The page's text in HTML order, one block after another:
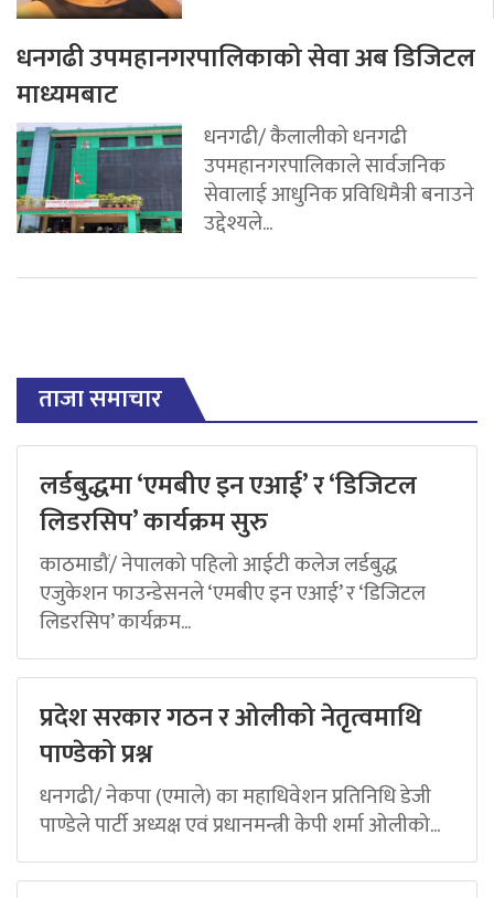
धनगढी उपमहानगरपालिकाको सेवा अब डिजिटल
माध्यमबाट
धनगढी/ कैलालीको धनगढी
उपमहानगरपालिकाले सार्वजनिक
सेवालाई आधुनिक प्रविधिमैत्री बनाउने
उद्देश्यले...
ताजा समाचार
लर्डबुद्धमा ‘एमबीए इन एआई’ र ‘डिजिटल
लिडरसिप’ कार्यक्रम सुरु
काठमाडौं/ नेपालको पहिलो आईटी कलेज लर्डबुद्ध
एजुकेशन फाउन्डेसनले ‘एमबीए इन एआई’ र ‘डिजिटल
लिडरसिप’ कार्यक्रम...
प्रदेश सरकार गठन र ओलीको नेतृत्वमाथि
पाण्डेको प्रश्न
धनगढी/ नेकपा (एमाले) का महाधिवेशन प्रतिनिधि डेजी
पाण्डेले पार्टी अध्यक्ष एवं प्रधानमन्त्री केपी शर्मा ओलीको...